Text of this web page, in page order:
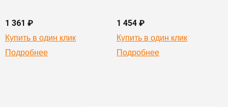
1 361 ₽
Купить в один клик
Подробнее
1 454 ₽
Купить в один клик
Подробнее